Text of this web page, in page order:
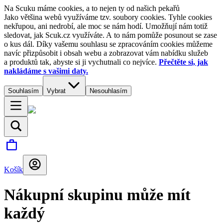
Na Scuku máme cookies, a to nejen ty od našich pekařů
Jako většina webů využíváme tzv. soubory cookies. Tyhle cookies
nekřupou, ani nedrobí, ale moc se nám hodí. Umožňují nám totiž
sledovat, jak Scuk.cz využíváte. A to nám pomůže posunout se zase
o kus dál. Díky vašemu souhlasu se zpracováním cookies můžeme
navíc přizpůsobit i obsah webu a zobrazovat vám nabídku služeb
a produktů tak, abyste si ji vychutnali co nejvíce. Přečtěte si, jak
nakládáme s vašimi daty.
Souhlasím Vybrat Nesouhlasím
Košík
Nákupní skupinu může mít
každý